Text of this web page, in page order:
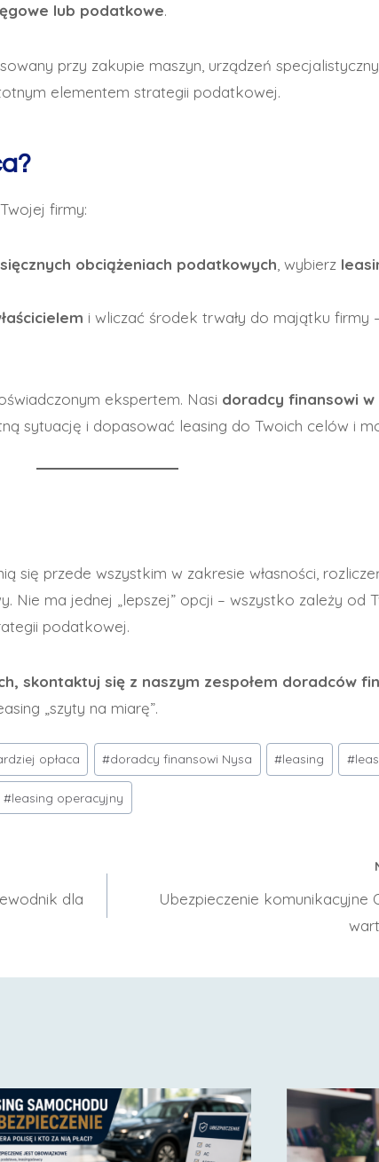
lub podatkowe.
przy zakupie maszyn, urządzeń
elementem strategii podatkowej.
firmy:
obciążeniach podatkowych , wybierz
i wliczać środek trwały do majątku firmy
ekspertem. Nasi doradcy finansowi w
sytuację i dopasować leasing do Twoich celów i
się przede wszystkim w zakresie własności,
Nie ma jednej „lepszej” opcji – wszystko zależy od
podatkowej.
skontaktuj się z naszym zespołem doradców
„szyty na miarę”.
opłaca #doradcy finansowi Nysa #leasing #
#leasing operacyjny
dla
Ubezpieczenie komunikacyjne